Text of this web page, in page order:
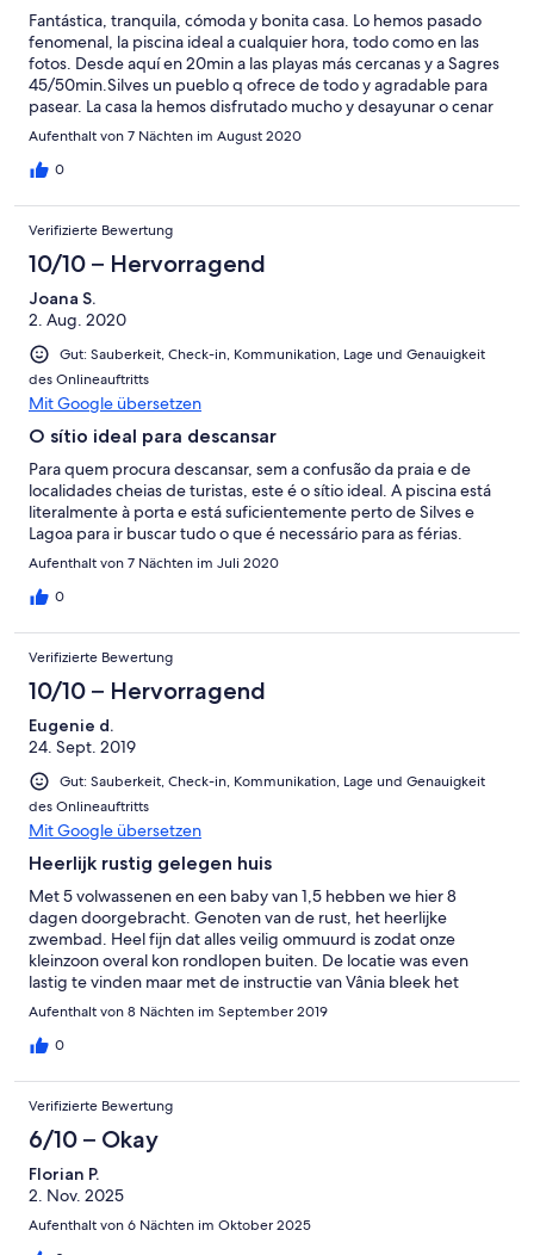
Fantástica, tranquila, cómoda y bonita casa. Lo hemos pasado
fenomenal, la piscina ideal a cualquier hora, todo como en las
fotos. Desde aquí en 20min a las playas más cercanas y a Sagres
45/50min.Silves un pueblo q ofrece de todo y agradable para
pasear. La casa la hemos disfrutado mucho y desayunar o cenar
en el porche una maravilla.
Aufenthalt von 7 Nächten im August 2020
0
Verifizierte Bewertung
10/10 – Hervorragend
Joana S.
2. Aug. 2020
Gut: Sauberkeit, Check-in, Kommunikation, Lage und Genauigkeit
des Onlineauftritts
Mit Google übersetzen
O sítio ideal para descansar
Para quem procura descansar, sem a confusão da praia e de
localidades cheias de turistas, este é o sítio ideal. A piscina está
literalmente à porta e está suficientemente perto de Silves e
Lagoa para ir buscar tudo o que é necessário para as férias.
Aufenthalt von 7 Nächten im Juli 2020
0
Verifizierte Bewertung
10/10 – Hervorragend
Eugenie d.
24. Sept. 2019
Gut: Sauberkeit, Check-in, Kommunikation, Lage und Genauigkeit
des Onlineauftritts
Mit Google übersetzen
Heerlijk rustig gelegen huis
Met 5 volwassenen en een baby van 1,5 hebben we hier 8
dagen doorgebracht. Genoten van de rust, het heerlijke
zwembad. Heel fijn dat alles veilig ommuurd is zodat onze
kleinzoon overal kon rondlopen buiten. De locatie was even
lastig te vinden maar met de instructie van Vânia bleek het
makkelijk. Enige punt voor verbetering zijn de hoofdkussens bij
de bedden en de keukenuitrusting.
Aufenthalt von 8 Nächten im September 2019
0
Verifizierte Bewertung
6/10 – Okay
Florian P.
2. Nov. 2025
Aufenthalt von 6 Nächten im Oktober 2025